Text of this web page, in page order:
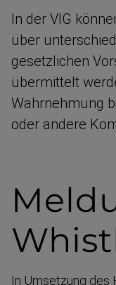
In der VIG
über
gesetz­lichen
übermittelt
Wahrnehmung
oder andere
In Umsetzung des